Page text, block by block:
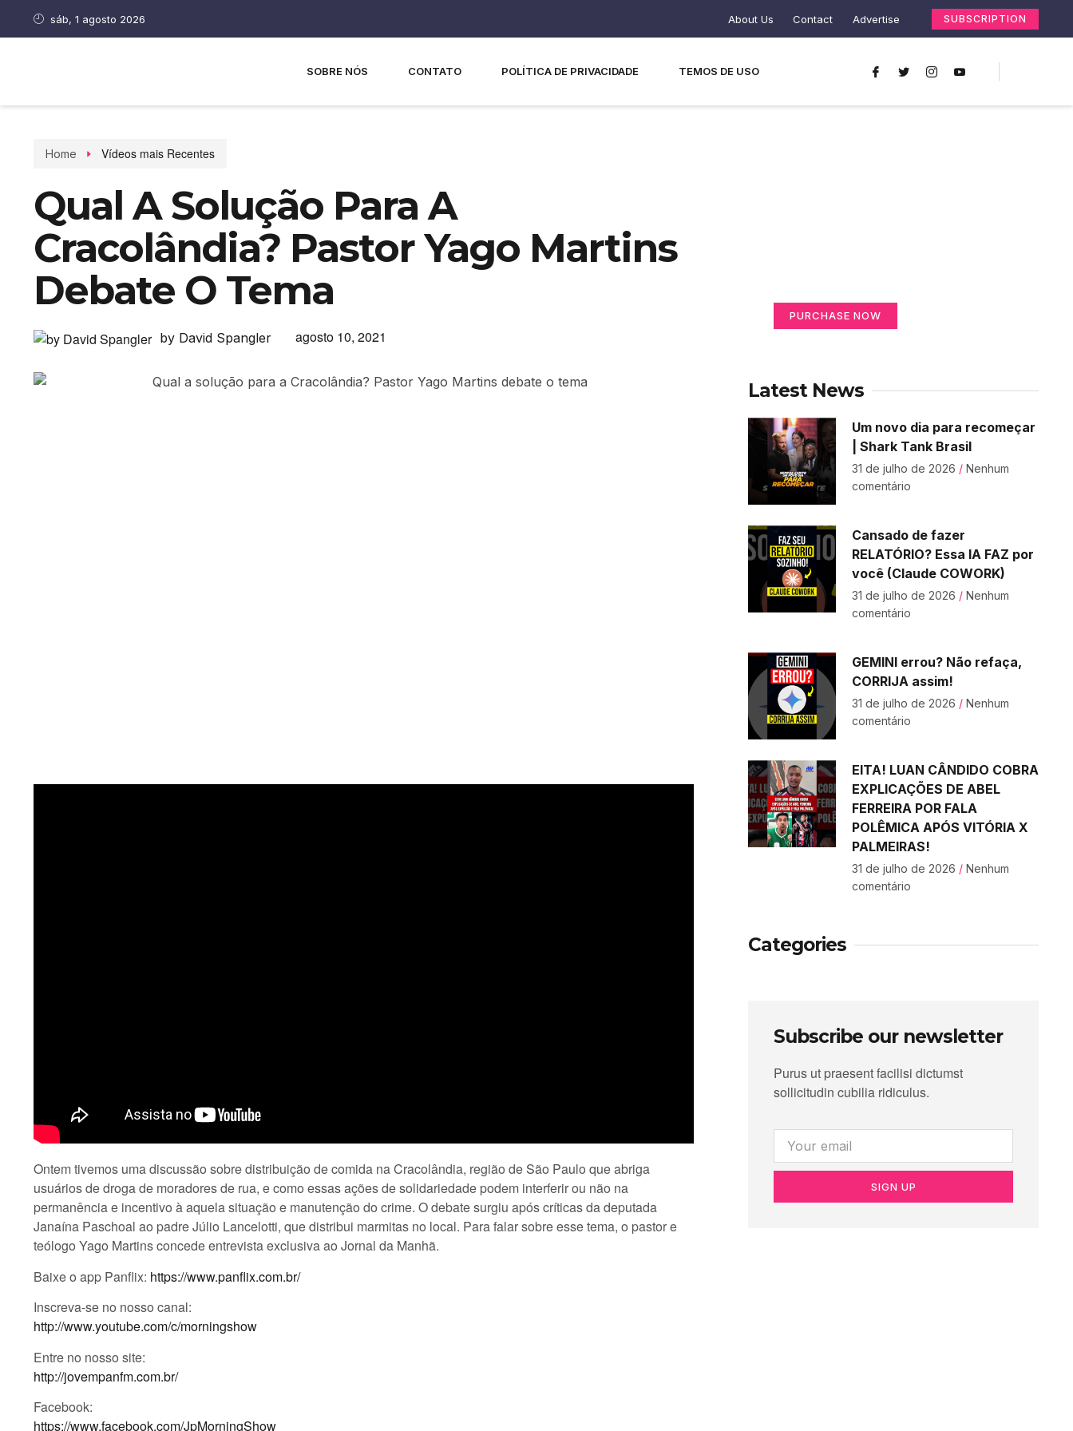
sáb, 1 agosto 2026 About Us Contact Advertise SUBSCRIPTION
SOBRE NÓS CONTATO POLÍTICA DE PRIVACIDADE TEMOS DE USO
Home Vídeos mais Recentes
Qual A Solução Para A
Cracolândia? Pastor Yago Martins
Debate O Tema
by David Spangler agosto 10, 2021
Ontem tivemos uma discussão sobre distribuição de comida na Cracolândia, região de São Paulo que abriga
usuários de droga de moradores de rua, e como essas ações de solidariedade podem interferir ou não na
permanência e incentivo à aquela situação e manutenção do crime. O debate surgiu após críticas da deputada
Janaína Paschoal ao padre Júlio Lancelotti, que distribui marmitas no local. Para falar sobre esse tema, o pastor e
teólogo Yago Martins concede entrevista exclusiva ao Jornal da Manhã.
Baixe o app Panflix: https://www.panflix.com.br/
Inscreva-se no nosso canal:
http://www.youtube.com/c/morningshow
Entre no nosso site:
http://jovempanfm.com.br/
Facebook:
https://www.facebook.com/JpMorningShow
PURCHASE NOW
Latest News
Um novo dia para recomeçar
| Shark Tank Brasil
31 de julho de 2026 Nenhum
comentário
Cansado de fazer
RELATÓRIO? Essa IA FAZ por
você (Claude COWORK)
31 de julho de 2026 Nenhum
comentário
GEMINI errou? Não refaça,
CORRIJA assim!
31 de julho de 2026 Nenhum
comentário
EITA! LUAN CÂNDIDO COBRA
EXPLICAÇÕES DE ABEL
FERREIRA POR FALA
POLÊMICA APÓS VITÓRIA X
PALMEIRAS!
31 de julho de 2026 Nenhum
comentário
Categories
Subscribe our newsletter
Purus ut praesent facilisi dictumst
sollicitudin cubilia ridiculus.
SIGN UP